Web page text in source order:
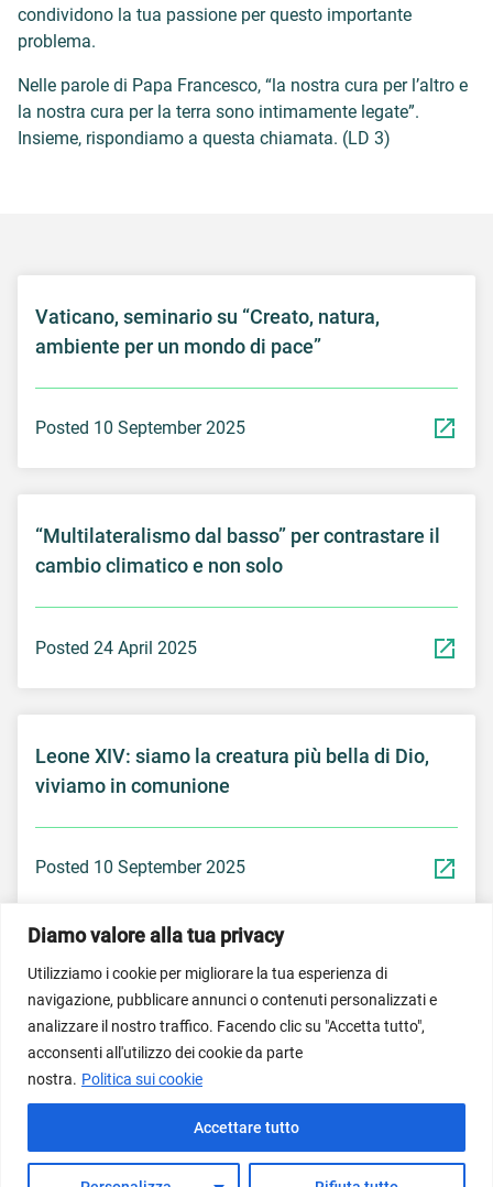
Diamo valore alla tua privacy
Utilizziamo i cookie per migliorare la tua esperienza di
navigazione, pubblicare annunci o contenuti personalizzati e
analizzare il nostro traffico. Facendo clic su "Accetta tutto",
acconsenti all'utilizzo dei cookie da parte
nostra. Politica sui cookie
Accettare tutto
condividono la tua passione per questo importante
problema.
Nelle parole di Papa Francesco, “la nostra cura per l’altro e
la nostra cura per la terra sono intimamente legate”.
Insieme, rispondiamo a questa chiamata. (LD 3)
Vaticano, seminario su “Creato, natura,
ambiente per un mondo di pace”
Posted 10 September 2025
“Multilateralismo dal basso” per contrastare il
cambio climatico e non solo
Posted 24 April 2025
Leone XIV: siamo la creatura più bella di Dio,
viviamo in comunione
Posted 10 September 2025
© Dicastero per il Servizio per lo Sviluppo Umano
Integrale 2026; Imagem do banner inicial propriedade do
Vatican News/Vatican Media.
Termini di utilizzo del servizio
Normativa sulla privacy
Informativa sui cookie
Domande frequenti